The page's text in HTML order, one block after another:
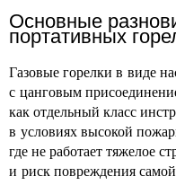
Основные
портативных
Газовые горелки в виде
с цанговым
как отдельный класс
в условиях высокой
где не работает тяжелое
и риск повреждения